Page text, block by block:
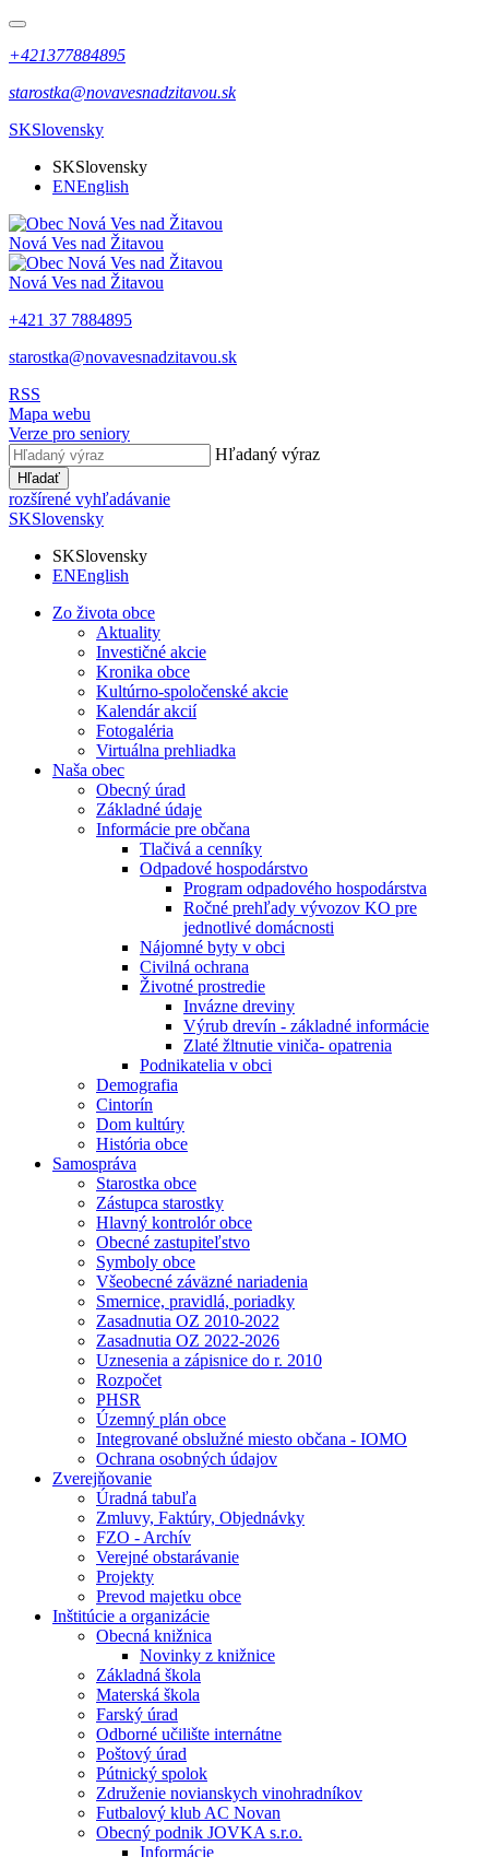
+421377884895
starostka@novavesnadzitavou.sk
SKSlovensky
SKSlovensky
ENEnglish
Nová Ves nad Žitavou
Nová Ves nad Žitavou
+421 37 7884895
starostka@novavesnadzitavou.sk
RSS
Mapa webu
Verze pro seniory
Hľadaný výraz
Hľadať
rozšírené vyhľadávanie
SKSlovensky
SKSlovensky
ENEnglish
Zo života obce
Aktuality
Investičné akcie
Kronika obce
Kultúrno-spoločenské akcie
Kalendár akcií
Fotogaléria
Virtuálna prehliadka
Naša obec
Obecný úrad
Základné údaje
Informácie pre občana
Tlačivá a cenníky
Odpadové hospodárstvo
Program odpadového hospodárstva
Ročné prehľady vývozov KO pre
jednotlivé domácnosti
Nájomné byty v obci
Civilná ochrana
Životné prostredie
Invázne dreviny
Výrub drevín - základné informácie
Zlaté žltnutie viniča- opatrenia
Podnikatelia v obci
Demografia
Cintorín
Dom kultúry
História obce
Samospráva
Starostka obce
Zástupca starostky
Hlavný kontrolór obce
Obecné zastupiteľstvo
Symboly obce
Všeobecné záväzné nariadenia
Smernice, pravidlá, poriadky
Zasadnutia OZ 2010-2022
Zasadnutia OZ 2022-2026
Uznesenia a zápisnice do r. 2010
Rozpočet
PHSR
Územný plán obce
Integrované obslužné miesto občana - IOMO
Ochrana osobných údajov
Zverejňovanie
Úradná tabuľa
Zmluvy, Faktúry, Objednávky
FZO - Archív
Verejné obstarávanie
Projekty
Prevod majetku obce
Inštitúcie a organizácie
Obecná knižnica
Novinky z knižnice
Základná škola
Materská škola
Farský úrad
Odborné učilište internátne
Poštový úrad
Pútnický spolok
Združenie novianskych vinohradníkov
Futbalový klub AC Novan
Obecný podnik JOVKA s.r.o.
Informácie